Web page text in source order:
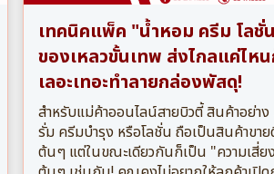
เทคนิคแพ็ค "น้ำหอม ครีม โลชั่
ของเหลวขั้นเทพ ส่งไกลแค่ไห
เลอะเทอะทำลายกล่องพัสดุ!
สำหรับแม่ค้าออนไลน์สายบิวตี้ สินค้าอย่าง
รั่ม ครีมบำรุง หรือโลชั่น ถือเป็นสินค้าขา
ต้นๆ แต่ในขณะเดียวกันก็เป็น "ความเสี่